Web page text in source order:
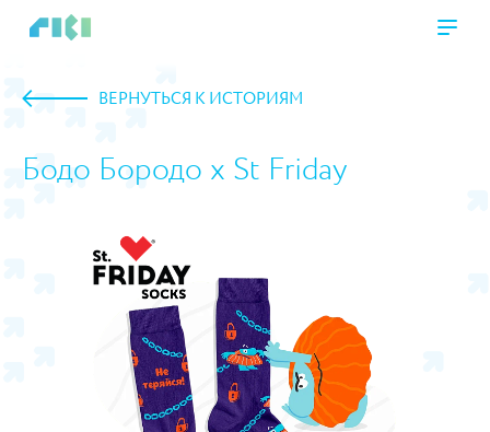
ВЕРНУТЬСЯ К ИСТОРИЯМ
Бодо Бородо х St Friday